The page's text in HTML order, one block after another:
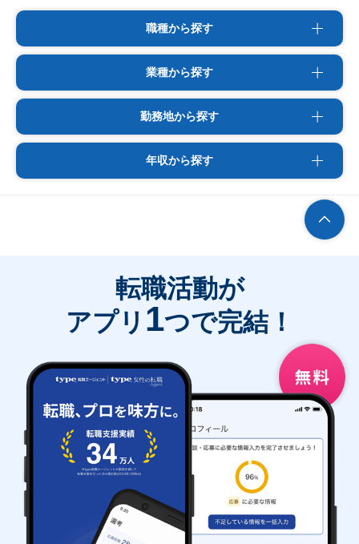
職種から探す
業種から探す
勤務地から探す
年収から探す
転職活動が
アプリ 1つで完結！